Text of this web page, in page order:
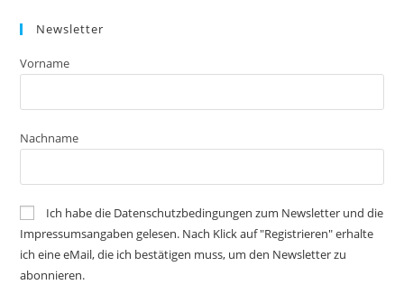
Newsletter
Vorname
Nachname
Ich habe die Datenschutzbedingungen zum Newsletter und die
Impressumsangaben gelesen. Nach Klick auf "Registrieren" erhalte
ich eine eMail, die ich bestätigen muss, um den Newsletter zu
abonnieren.